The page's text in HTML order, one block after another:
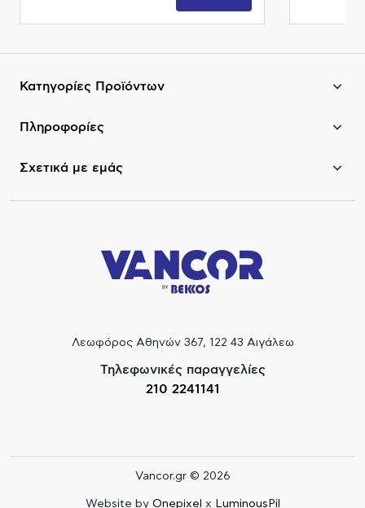
Κατηγορίες Προϊόντων
Πληροφορίες
Σχετικά με εμάς
Λεωφόρος Αθηνών 367, 122 43 Αιγάλεω
Τηλεφωνικές παραγγελίες
210 2241141
Vancor.gr © 2026
Website by Onepixel x LuminousPil